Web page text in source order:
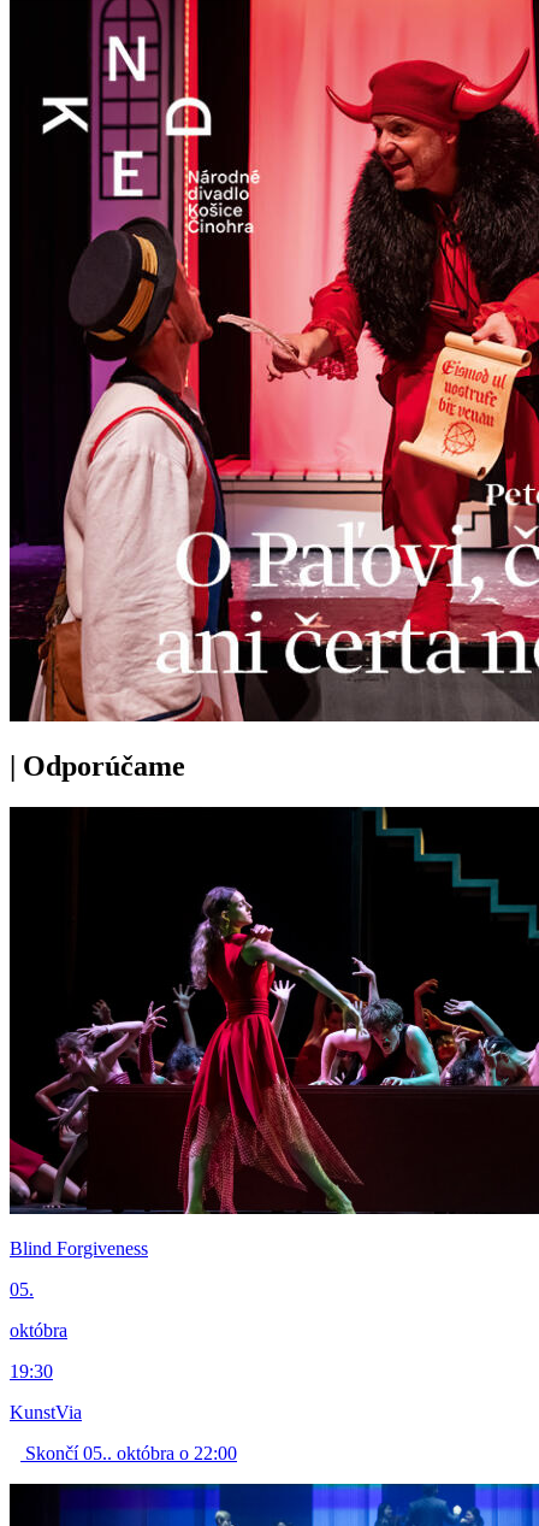
| Odporúčame
Blind Forgiveness
05.
októbra
19:30
KunstVia
Skončí 05.. októbra o 22:00